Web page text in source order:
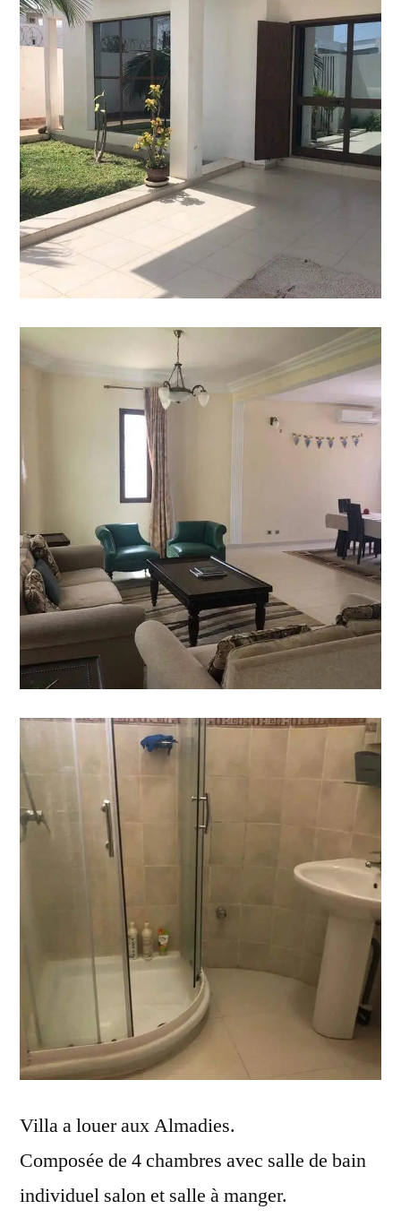
Villa a louer aux Almadies.
Composée de 4 chambres avec salle de bain
individuel salon et salle à manger.